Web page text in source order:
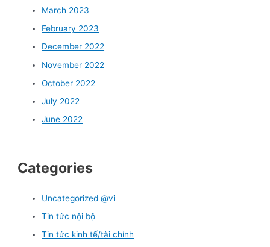
March 2023
February 2023
December 2022
November 2022
October 2022
July 2022
June 2022
Categories
Uncategorized @vi
Tin tức nội bộ
Tin tức kinh tế/tài chính